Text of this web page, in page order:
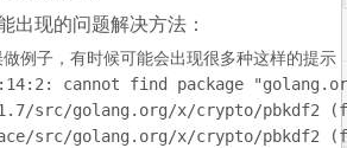
出现的问题解决方法：
例子，有时候可能会出现很多种这样的提示
14: 2 : cannot find package
/src/golang.org/x/crypto/pbkdf2 (
src/golang.org/x/crypto/pbkdf2 (